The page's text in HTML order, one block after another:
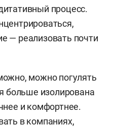
процесс.
— реализовать почти
можно погулять
больше изолирована
и комфортнее.
в компаниях,